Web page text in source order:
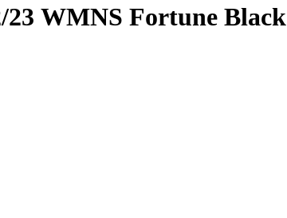
23 WMNS Fortune Black